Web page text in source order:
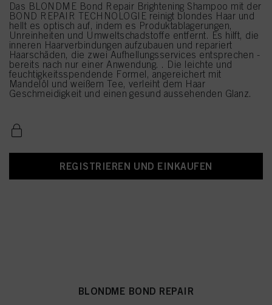
Das BLONDME Bond Repair Brightening Shampoo mit der
BOND REPAIR TECHNOLOGIE reinigt blondes Haar und
hellt es optisch auf, indem es Produktablagerungen,
Unreinheiten und Umweltschadstoffe entfernt. Es hilft, die
inneren Haarverbindungen aufzubauen und repariert
Haarschäden, die zwei Aufhellungsservices entsprechen -
bereits nach nur einer Anwendung. . Die leichte und
feuchtigkeitsspendende Formel, angereichert mit
Mandelöl und weißem Tee, verleiht dem Haar
Geschmeidigkeit und einen gesund aussehenden Glanz.
REGISTRIEREN UND EINKAUFEN
BLONDME BOND REPAIR